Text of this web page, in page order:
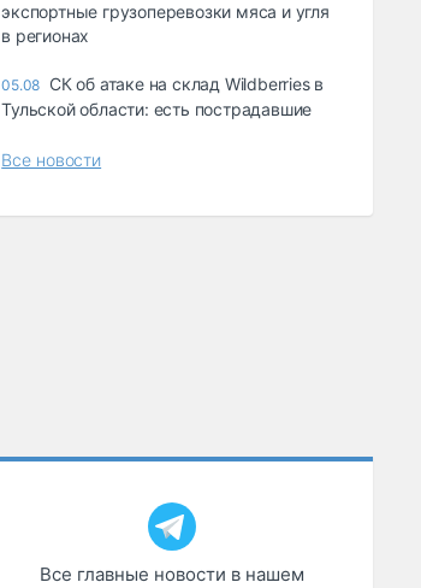
экспортные грузоперевозки мяса и угля
в регионах
05.08 СК об атаке на склад Wildberries в
Тульской области: есть пострадавшие
Все новости
Все главные новости в нашем